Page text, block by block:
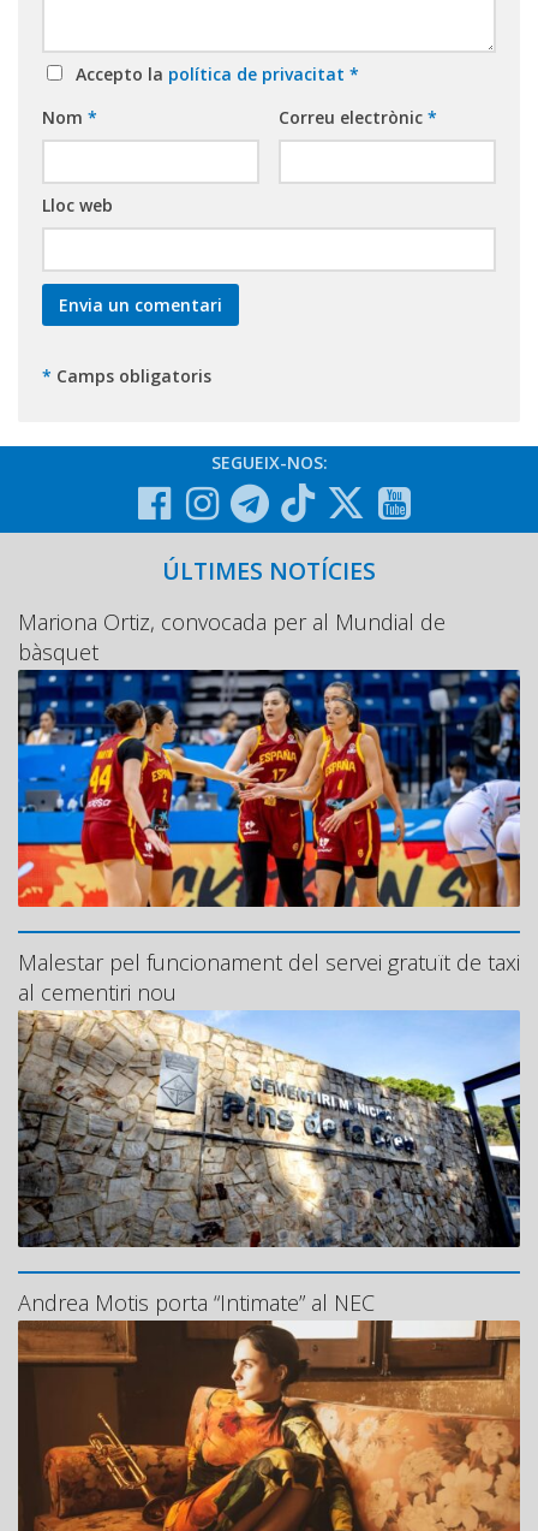
Accepto la política de privacitat *
Nom * Correu electrònic *
Lloc web
* Camps obligatoris
SEGUEIX-NOS:
ÚLTIMES NOTÍCIES
Mariona Ortiz, convocada per al Mundial de
bàsquet
Malestar pel funcionament del servei gratuït de taxi
al cementiri nou
Andrea Motis porta “Intimate” al NEC